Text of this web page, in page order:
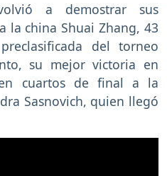
a demostrar sus
la china Shuai Zhang, 43
del torneo
su mejor victoria en
cuartos de final a la
Sasnovich, quien llegó